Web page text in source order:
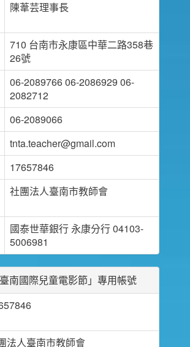
陳葦芸理事長
710 台南市永康區中華二路358巷
26號
06-2089766 06-2086929 06-
2082712
06-2089066
tnta.teacher@gmail.com
17657846
社團法人臺南市教師會
國泰世華銀行 永康分行 04103-
5006981
臺南國際兒童電影節」專用帳號
法人臺南市教師會